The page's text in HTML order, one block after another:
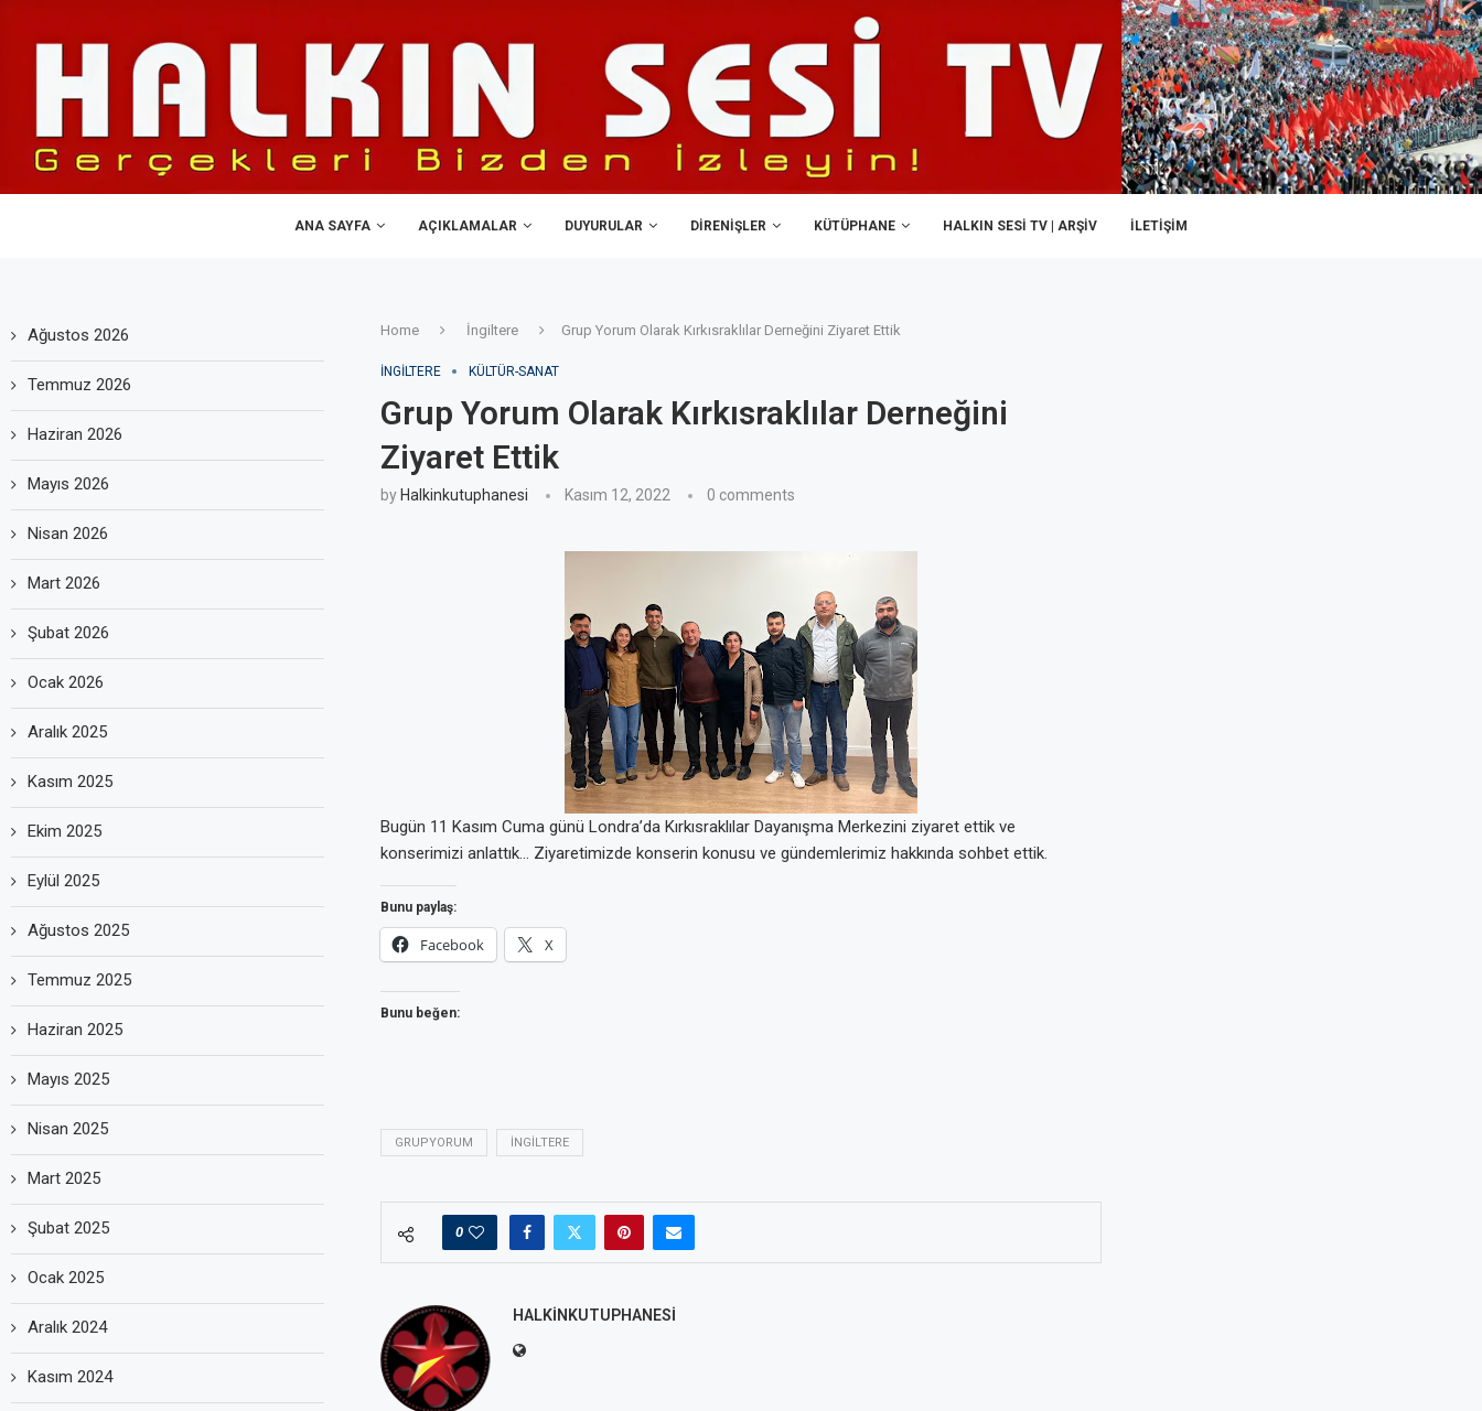
ANA SAYFA AÇIKLAMALAR DUYURULAR DIRENIŞLER KÜTÜPHANE HALKIN SESI TV | ARŞİV İLETIŞIM
Home İngiltere Grup Yorum Olarak Kırkısraklılar Derneğini Ziyaret Ettik
İNGILTERE KÜLTÜR-SANAT
Grup Yorum Olarak Kırkısraklılar Derneğini
Ziyaret Ettik
byHalkinkutuphanesi Kasım 12, 2022 0 comments
Bugün 11 Kasım Cuma günü Londra’da Kırkısraklılar Dayanışma Merkezini ziyaret ettik ve
konserimizi anlattık… Ziyaretimizde konserin konusu ve gündemlerimiz hakkında sohbet ettik.
Bunu paylaş:
Facebook X
Bunu beğen:
GRUPYORUM İNGILTERE
0
HALKINKUTUPHANESI
Ağustos 2026
Temmuz 2026
Haziran 2026
Mayıs 2026
Nisan 2026
Mart 2026
Şubat 2026
Ocak 2026
Aralık 2025
Kasım 2025
Ekim 2025
Eylül 2025
Ağustos 2025
Temmuz 2025
Haziran 2025
Mayıs 2025
Nisan 2025
Mart 2025
Şubat 2025
Ocak 2025
Aralık 2024
Kasım 2024